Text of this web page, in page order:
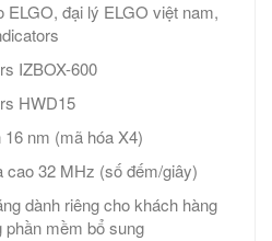
ELGO, đại lý ELGO việt nam,
IZBOX-600
HWD15
nm (mã hóa X4)
cao 32 MHz (số đếm/giây)
dành riêng cho khách hàng
mềm bổ sung